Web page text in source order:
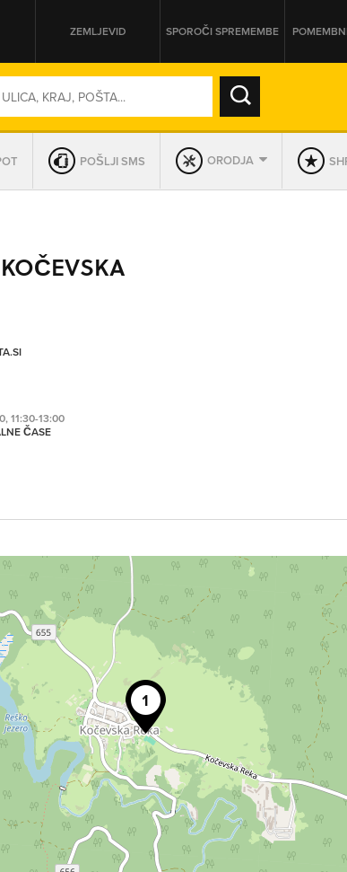
ZEMLJEVID SPOROČI SPREMEMBE
SO ODPRTA V
DAN
POŠLJI SMS ORODJA
11:30-13:00
ČASE